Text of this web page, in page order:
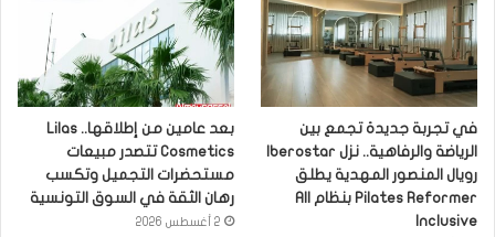
في تجربة جديدة تجمع بين
رويال المنصور المهدية يطلق
Pilates Reformer بنظام All
Inclusive
بعد عامين من إطلاقها.. Lilas
Cosmetics تتصدر مبيعات
مستحضرات التجميل وتكسب
رهان الثقة في السوق التونسية
2 أغسطس 2026